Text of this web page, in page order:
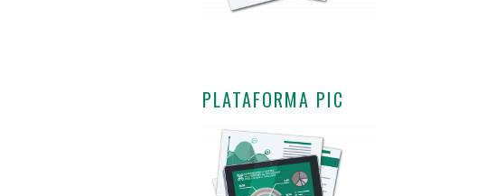
PLATAFORMA PIC